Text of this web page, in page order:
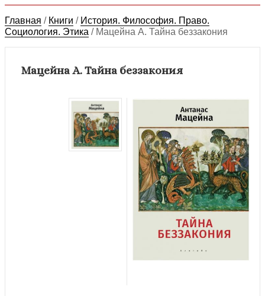
Главная / Книги / История. Философия. Право.
Социология. Этика / Мацейна А. Тайна беззакония
Мацейна А. Тайна беззакония